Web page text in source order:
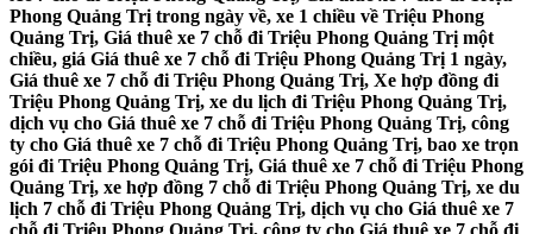
Phong Quảng Trị trong ngày về, xe 1 chiều về Triệu Phong
Quảng Trị, Giá thuê xe 7 chỗ đi Triệu Phong Quảng Trị một
chiều, giá Giá thuê xe 7 chỗ đi Triệu Phong Quảng Trị 1 ngày,
Giá thuê xe 7 chỗ đi Triệu Phong Quảng Trị, Xe hợp đồng đi
Triệu Phong Quảng Trị, xe du lịch đi Triệu Phong Quảng Trị,
dịch vụ cho Giá thuê xe 7 chỗ đi Triệu Phong Quảng Trị, công
ty cho Giá thuê xe 7 chỗ đi Triệu Phong Quảng Trị, bao xe trọn
gói đi Triệu Phong Quảng Trị, Giá thuê xe 7 chỗ đi Triệu Phong
Quảng Trị, xe hợp đồng 7 chỗ đi Triệu Phong Quảng Trị, xe du
lịch 7 chỗ đi Triệu Phong Quảng Trị, dịch vụ cho Giá thuê xe 7